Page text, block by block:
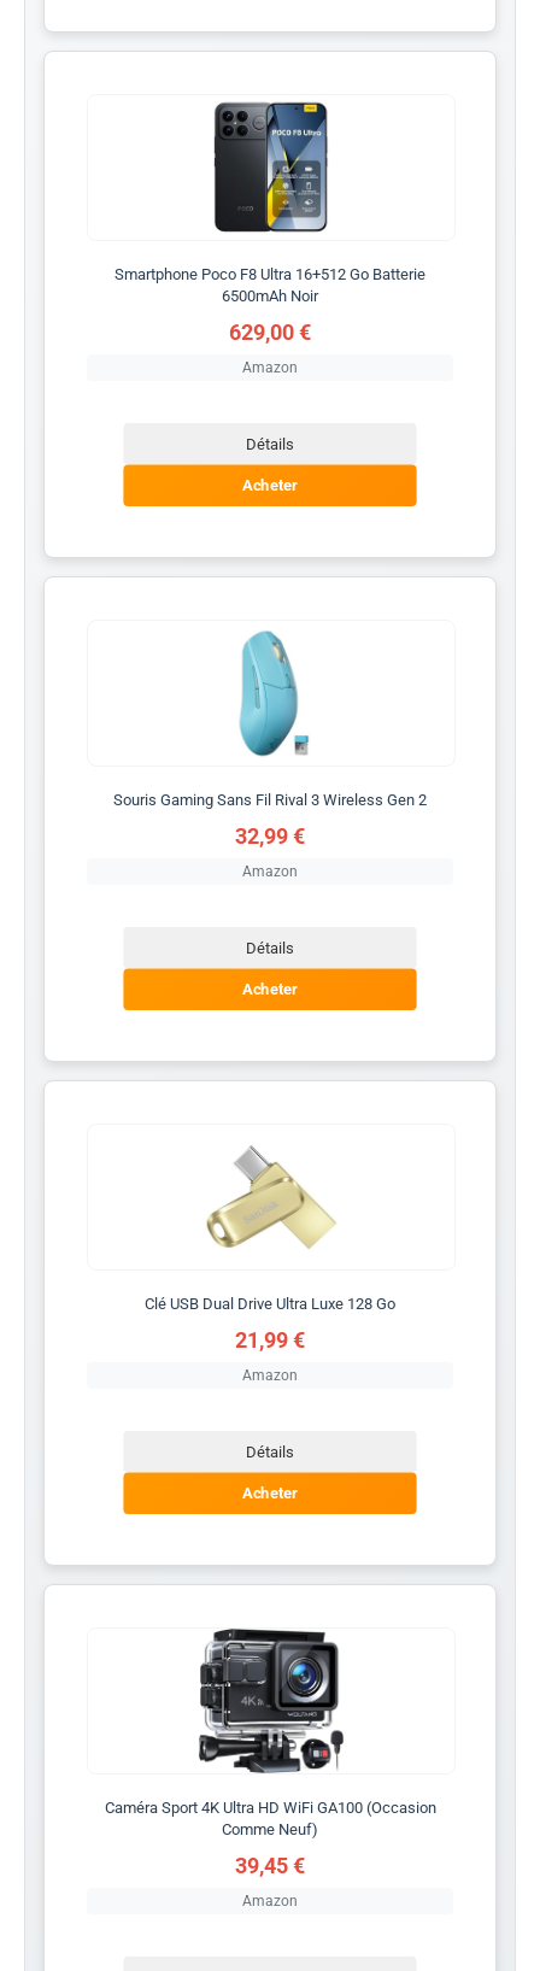
Smartphone Poco F8 Ultra 16+512 Go Batterie
6500mAh Noir
629,00 €
Amazon
Détails
Acheter
Souris Gaming Sans Fil Rival 3 Wireless Gen 2
32,99 €
Amazon
Détails
Acheter
Clé USB Dual Drive Ultra Luxe 128 Go
21,99 €
Amazon
Détails
Acheter
Caméra Sport 4K Ultra HD WiFi GA100 (Occasion
Comme Neuf)
39,45 €
Amazon